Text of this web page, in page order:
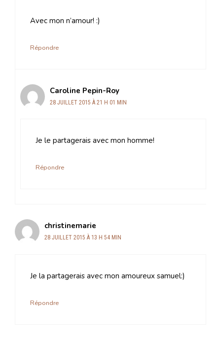
Avec mon n’amour! :)
Répondre
Caroline Pepin-Roy
28 JUILLET 2015 À 21 H 01 MIN
Je le partagerais avec mon homme!
Répondre
christinemarie
28 JUILLET 2015 À 13 H 54 MIN
Je la partagerais avec mon amoureux samuel:)
Répondre